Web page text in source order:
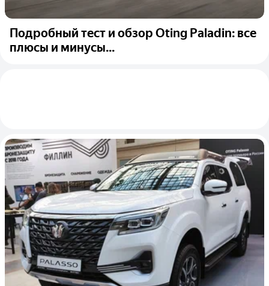
Подробный тест и обзор Oting Paladin: все
плюсы и минусы...